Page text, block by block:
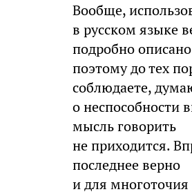
Вообще,
в русском языке
подробно
поэтому до тех
соблюдаете,
о неспособности
мысль говорить
не приходится.
последнее верно
и для